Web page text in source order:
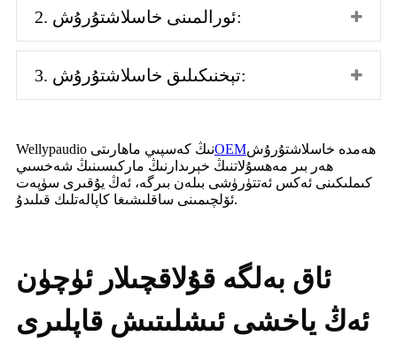
2. ئورالمىنى خاسلاشتۇرۇش:
3. تېخنىكىلىق خاسلاشتۇرۇش:
Wellypaudio نىڭ كەسپىي ماھارىتىOEMھەمدە خاسلاشتۇرۇش
ھەر بىر مەھسۇلاتنىڭ خېرىدارنىڭ ماركىسىنىڭ شەخسىي
كىملىكىنى ئەكس ئەتتۈرۈشى بىلەن بىرگە، ئەڭ يۇقىرى سۈپەت
ئۆلچىمىنى ساقلىشىغا كاپالەتلىك قىلىدۇ.
ئاق بەلگە قۇلاقچىلار ئۈچۈن
ئەڭ ياخشى ئىشلىتىش قاپلىرى